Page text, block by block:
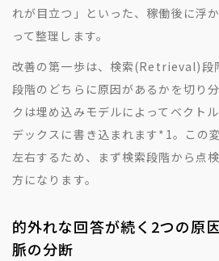
れが目立つ」といった、稼働後に浮
って整理します。
改善の第一歩は、検索(Retrieval)
段階のどちらに原因があるかを切り
クは埋め込みモデルによってベクト
デックスに書き込まれます*1。この
左右するため、まず検索段階から点
方になります。
的外れな回答が続く2つの
脈の分断